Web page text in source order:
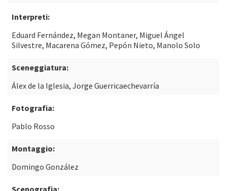
Interpreti:
Eduard Fernández, Megan Montaner, Miguel Ángel
Silvestre, Macarena Gómez, Pepón Nieto, Manolo Solo
Sceneggiatura:
Álex de la Iglesia, Jorge Guerricaechevarría
Fotografia:
Pablo Rosso
Montaggio:
Domingo González
Scenografia: